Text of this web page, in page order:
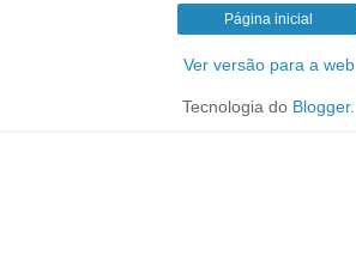
Página inicial
Ver versão para a web
Tecnologia do Blogger.